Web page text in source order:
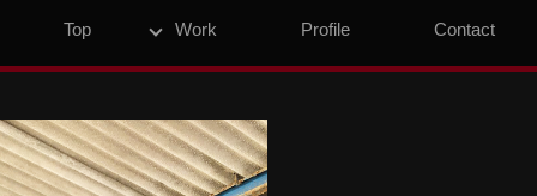
Top Work Profile Contact